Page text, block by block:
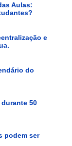
Aulas:
e
do
50
podem ser